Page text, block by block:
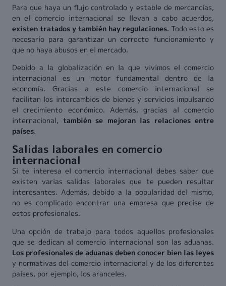
Para que haya un flujo controlado y estable de mercancías,
en el comercio internacional se llevan a cabo acuerdos,
existen tratados y también hay regulaciones. Todo esto es
necesario para garantizar un correcto funcionamiento y
que no haya abusos en el mercado.
Debido a la globalización en la que vivimos el comercio
internacional es un motor fundamental dentro de la
economía. Gracias a este comercio internacional se
facilitan los intercambios de bienes y servicios impulsando
el crecimiento económico. Además, gracias al comercio
internacional, también se mejoran las relaciones entre
países.
Salidas laborales en comercio
internacional
Si te interesa el comercio internacional debes saber que
existen varias salidas laborales que te pueden resultar
interesantes. Además, debido a la popularidad del mismo,
no es complicado encontrar una empresa que precise de
estos profesionales.
Una opción de trabajo para todos aquellos profesionales
que se dedican al comercio internacional son las aduanas.
Los profesionales de aduanas deben conocer bien las leyes
y normativas del comercio internacional y de los diferentes
países, por ejemplo, los aranceles.